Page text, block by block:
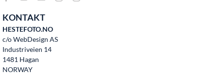
KONTAKT
HESTEFOTO.NO
c/o WebDesign AS
Industriveien 14
1481 Hagan
NORWAY